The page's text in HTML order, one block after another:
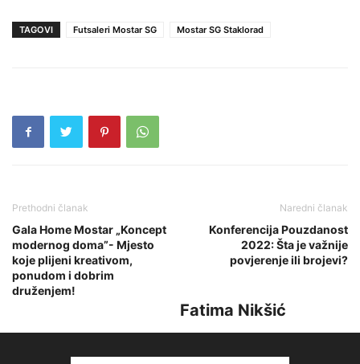
TAGOVI Futsaleri Mostar SG Mostar SG Staklorad
Prethodni članak
Gala Home Mostar „Koncept
modernog doma”- Mjesto
koje plijeni kreativom,
ponudom i dobrim
druženjem!
Naredni članak
Konferencija Pouzdanost
2022: Šta je važnije
povjerenje ili brojevi?
Fatima Nikšić